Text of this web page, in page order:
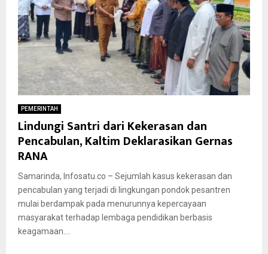
PEMERINTAH
Lindungi Santri dari Kekerasan dan
Pencabulan, Kaltim Deklarasikan Gernas
RANA
Samarinda, Infosatu.co – Sejumlah kasus kekerasan dan
pencabulan yang terjadi di lingkungan pondok pesantren
mulai berdampak pada menurunnya kepercayaan
masyarakat terhadap lembaga pendidikan berbasis
keagamaan....